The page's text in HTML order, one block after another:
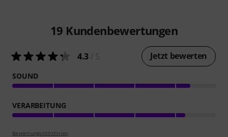
19 Kundenbewertungen
4.3 Jetzt bewerten
SOUND
VERARBEITUNG
Bewertungsrichtlinien